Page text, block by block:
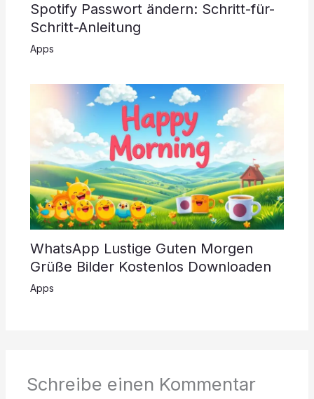
Spotify Passwort ändern: Schritt-für-
Schritt-Anleitung
Apps
WhatsApp Lustige Guten Morgen
Grüße Bilder Kostenlos Downloaden
Apps
Schreibe einen Kommentar